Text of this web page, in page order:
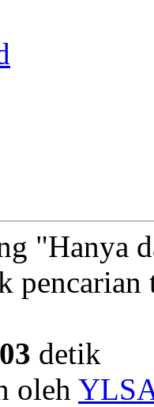
"Hanya
pencarian
detik
oleh